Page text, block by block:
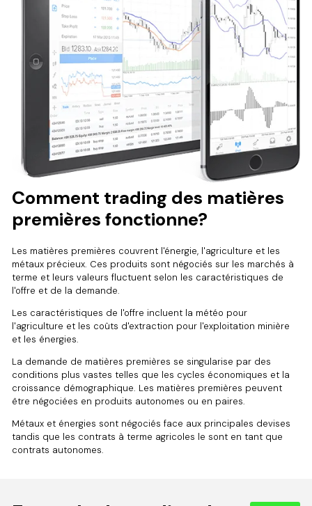
Comment trading des matières
premières fonctionne?
Les matières premières couvrent l'énergie, l'agriculture et les
métaux précieux. Ces produits sont négociés sur les marchés à
terme et leurs valeurs fluctuent selon les caractéristiques de
l'offre et de la demande.
Les caractéristiques de l'offre incluent la météo pour
l'agriculture et les coûts d'extraction pour l'exploitation minière
et les énergies.
La demande de matières premières se singularise par des
conditions plus vastes telles que les cycles économiques et la
croissance démographique. Les matières premières peuvent
être négociées en produits autonomes ou en paires.
Métaux et énergies sont négociés face aux principales devises
tandis que les contrats à terme agricoles le sont en tant que
contrats autonomes.